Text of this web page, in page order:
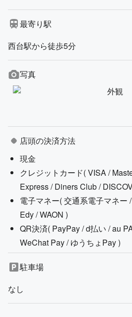
最寄り駅
西台駅から徒歩5分
写真
店頭の決済方法
現金
クレジットカード(VISA /
Express / Diners Club /
電子マネー(交通系電子マネー
Edy / WAON )
QR決済( PayPay / d払い / au
WeChat Pay / ゆうちょPay)
駐車場
なし